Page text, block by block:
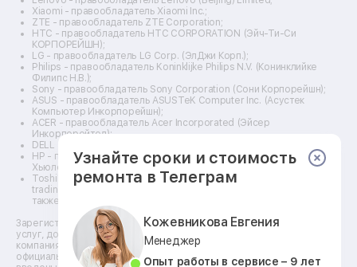
Xiaomi - правообладатель Xiaomi Inc.;
ZTE - правообладатель ZTE Corporation;
HTC - правообладатель HTC CORPORATION (Эйч-Ти-Си
КОРПОРЕЙШН);
LG - правообладатель LG Corp. (ЭлДжи Корп.);
Philips - правообладатель Koninklijke Philips N.V. (Конинклийке
Филипс Н.В.);
Sony - правообладатель Sony Corporation (Сони Корпорейшн);
ASUS - правообладатель ASUSTeK Computer Inc. (Асустек
Компьютер Инкорпорейшн);
ACER - правообладатель Acer Incorporated (Эйсер
Инкорпорейтед);
DELL - правообладатель Dell Inc.(Делл Инк.);
HP - правообладатель HP Hewlett-Packard Group LLC (ЭйчПи
Хьюлетт Паккард Груп ЛЛК);
Toshiba - правообладатель KABUSHIKI KAISHA TOSHIBA, also
trading as Toshiba Corporation (КАБУШИКИ КАЙША ТОШИБА
также торгующая как Тосиба Корпорейшн).
Зарегистрированные товарные знаки используются для описания
услуг, доступных в сети сервисных центров АСЦ, не связанных с
компаниями Правообладателей товарных знаков и/или с их
официальными представителями в отношении товаров, которые уже
Узнайте сроки и стоимость
ремонта в Телеграм
Кожевникова Евгения
Менеджер
Опыт работы в сервисе – 9 лет